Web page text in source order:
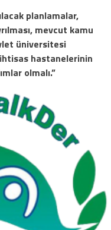
planlamalar,
mevcut kamu
üniversitesi
hastanelerinin
olmalı.”